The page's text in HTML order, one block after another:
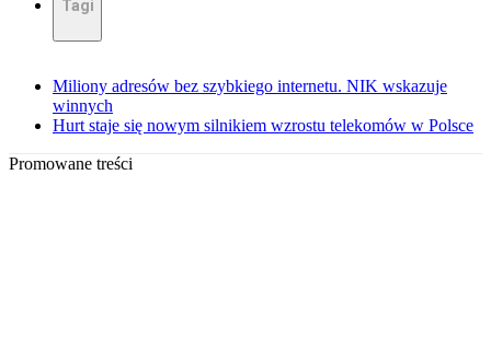
Tagi
Miliony adresów bez szybkiego internetu. NIK wskazuje
winnych
Hurt staje się nowym silnikiem wzrostu telekomów w Polsce
Promowane treści